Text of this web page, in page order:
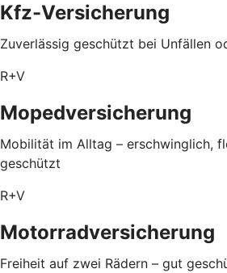
Kfz-Versicherung
Zuverlässig geschützt bei Unfällen
R+V
Mopedversicherung
Mobilität im Alltag – erschwinglich,
geschützt
R+V
Motorradversicherung
Freiheit auf zwei Rädern – gut